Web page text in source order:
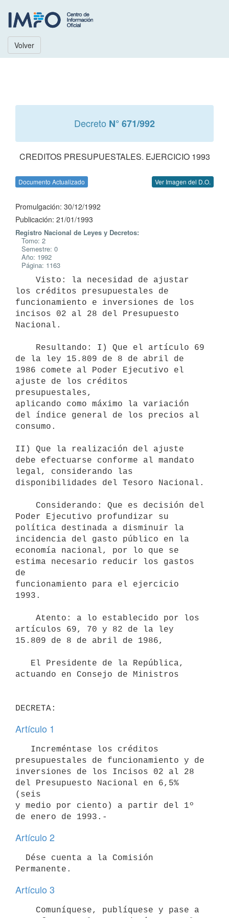
Volver
Decreto N° 671/992
CREDITOS PRESUPUESTALES. EJERCICIO 1993
Documento Actualizado Ver Imagen del D.O.
Promulgación: 30/12/1992
Publicación: 21/01/1993
Registro Nacional de Leyes y Decretos:
Tomo: 2
Semestre: 0
Año: 1992
Página: 1163
los créditos presupuestales de
funcionamiento e inversiones de los
incisos 02 al 28 del Presupuesto
Nacional.
de la ley 15.809 de 8 de abril de
1986 comete al Poder Ejecutivo el
ajuste de los créditos
presupuestales,
aplicando como máximo la variación
del índice general de los precios al
consumo.
II) Que la realización del ajuste
debe efectuarse conforme al mandato
legal, considerando las
disponibilidades del Tesoro Nacional.
Poder Ejecutivo profundizar su
política destinada a disminuir la
incidencia del gasto público en la
economía nacional, por lo que se
estima necesario reducir los gastos
de
funcionamiento para el ejercicio
1993.
artículos 69, 70 y 82 de la ley
15.809 de 8 de abril de 1986,
actuando en Consejo de Ministros
Artículo 1
presupuestales de funcionamiento y de
inversiones de los Incisos 02 al 28
del Presupuesto Nacional en 6,5%
(seis
y medio por ciento) a partir del 1º
Artículo 2
Artículo 3